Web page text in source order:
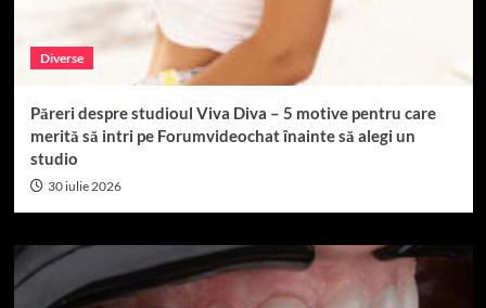
Diverse
Păreri despre studioul Viva Diva – 5 motive pentru care
merită să intri pe Forumvideochat înainte să alegi un
studio
30 iulie 2026